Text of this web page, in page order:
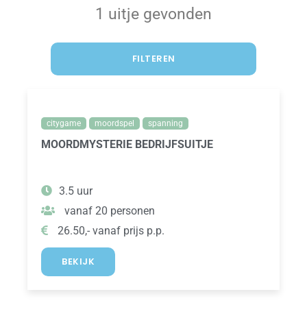
1 uitje gevonden
FILTEREN
citygame moordspel spanning
MOORDMYSTERIE BEDRIJFSUITJE
3.5 uur
vanaf 20 personen
26.50,- vanaf prijs p.p.
BEKIJK